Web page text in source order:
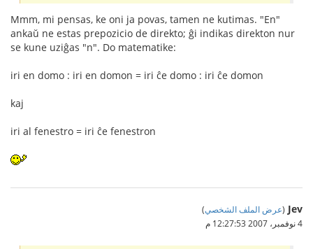
Mmm, mi pensas, ke oni ja povas, tamen ne kutimas. "En"
ankaŭ ne estas prepozicio de direkto; ĝi indikas direkton nur
se kune uziĝas "n". Do matematike:
iri en domo : iri en domon = iri ĉe domo : iri ĉe domon
kaj
iri al fenestro = iri ĉe fenestron
Jev
(عرض الملف الشخصي)
4 نوفمبر، 2007 12:27:53 م